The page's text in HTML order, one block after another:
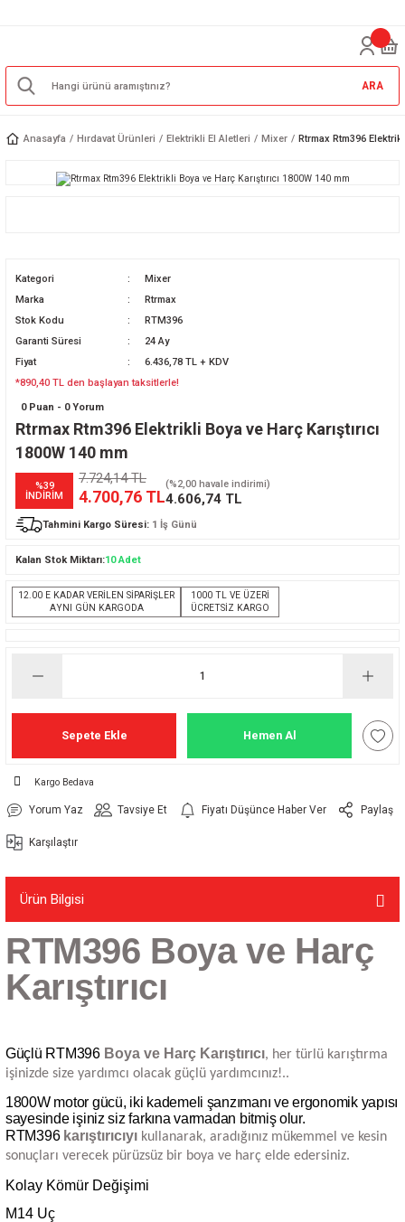
ARA
Anasayfa Hırdavat Ürünleri Elektrikli El Aletleri Mixer Rtrmax Rtm396
Kategori
Mixer
Marka
Rtrmax
Stok Kodu
RTM396
Garanti Süresi
24 Ay
Fiyat
6.436,78 TL + KDV
*890,40 TL den başlayan taksitlerle!
0 Puan - 0 Yorum
Rtrmax Rtm396 Elektrikli Boya ve Harç Karıştırıcı
1800W 140 mm
%39
İNDİRİM
7.724,14 TL
4.700,76 TL
(%2,00 havale indirimi)
4.606,74 TL
Tahmini Kargo Süresi: 1 İş Günü
Kalan Stok Miktarı:10 Adet
12.00 E KADAR VERİLEN SİPARİŞLER
AYNI GÜN KARGODA
1000 TL VE ÜZERİ
ÜCRETSİZ KARGO
Sepete Ekle Hemen Al
Kargo Bedava
Yorum Yaz Tavsiye Et Fiyatı Düşünce Haber Ver Paylaş
Karşılaştır
Ürün Bilgisi
RTM396 Boya ve Harç
Karıştırıcı
Güçlü RTM396 Boya ve Harç Karıştırıcı, her türlü karıştırma
işinizde size yardımcı olacak güçlü yardımcınız!..
1800W motor gücü, iki kademeli şanzımanı ve ergonomik yapısı
sayesinde işiniz siz farkına varmadan bitmiş olur.
RTM396 karıştırıcıyı kullanarak, aradığınız mükemmel ve kesin
sonuçları verecek pürüzsüz bir boya ve harç elde edersiniz.
Kolay Kömür Değişimi
M14 Uç